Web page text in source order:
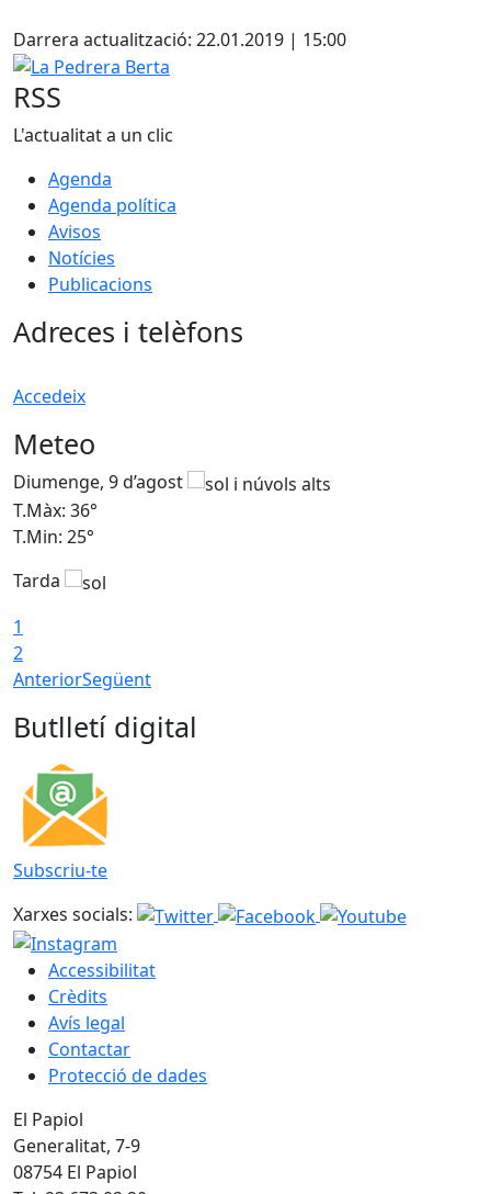
Darrera actualització: 22.01.2019 | 15:00
La Pedrera Berta
RSS
L'actualitat a un clic
Agenda
Agenda política
Avisos
Notícies
Publicacions
Adreces i telèfons
Accedeix
Meteo
Diumenge, 9 d’agost
T.Màx: 36°
T.Min: 25°
Tarda
1
2
AnteriorSegüent
Butlletí digital
Subscriu-te
Xarxes socials:
Accessibilitat
Crèdits
Avís legal
Contactar
Protecció de dades
El Papiol
Generalitat, 7-9
08754 El Papiol